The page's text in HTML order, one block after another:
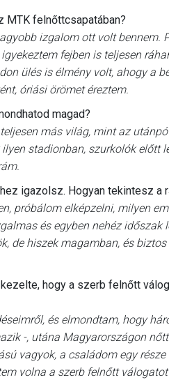
MTK felnőttcsapatában?
izgalom ott volt bennem.
fejben is teljesen
ülés is élmény volt, ahogy a
óriási örömet éreztem.
magad?
más világ, mint az
stadionban, szurkolók előtt
igazolsz. Hogyan tekintesz a
próbálom elképzelni, milyen
és egyben nehéz időszak
de hiszek magamban, és
hogy a szerb felnőtt
és elmondtam, hogy
-, utána Magyarországon
vagyok, a családom egy
volna a szerb felnőtt